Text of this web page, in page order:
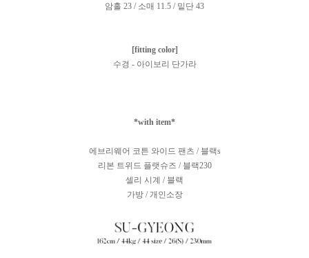
암홀 23 / 소매 11.5 / 밑단 43
[fitting color]
수경 - 아이보리 단가라
*with item*
에브리웨어 코튼 와이드 팬츠 / 블랙s
리본 트위드 플랫슈즈 / 블랙230
셀리 시계 / 블랙
가방 / 개인소장